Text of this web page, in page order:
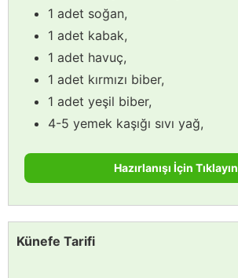
1 adet soğan,
1 adet kabak,
1 adet havuç,
1 adet kırmızı biber,
1 adet yeşil biber,
4-5 yemek kaşığı sıvı yağ,
Hazırlanışı İçin Tıklayın
Künefe Tarifi